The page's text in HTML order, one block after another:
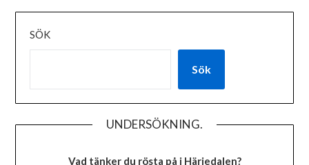
SÖK
Sök
UNDERSÖKNING.
Vad tänker du rösta på i Härjedalen?